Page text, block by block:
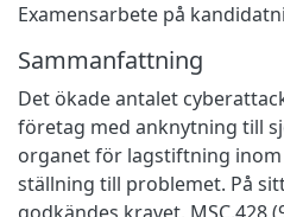
Examensarbete på
Sammanfattning
Det ökade antalet
företag med anknytning till
organet för lagstiftning
ställning till problemet. På
godkändes kravet, MSC.428